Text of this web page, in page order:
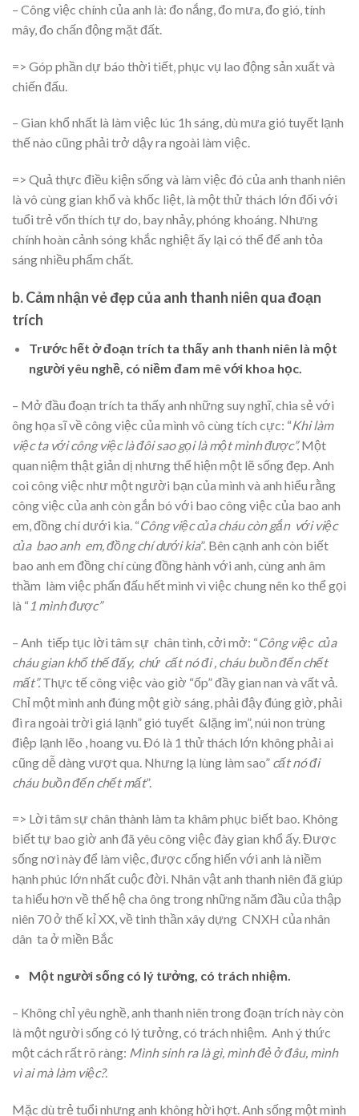
– Công việc chính của anh là: đo nắng, đo mưa, đo gió, tính
mây, đo chấn động mặt đất.
=> Góp phần dự báo thời tiết, phục vụ lao động sản xuất và
chiến đấu.
– Gian khổ nhất là làm việc lúc 1h sáng, dù mưa gió tuyết lạnh
thế nào cũng phải trở dậy ra ngoài làm việc.
=> Quả thực điều kiện sống và làm việc đó của anh thanh niên
là vô cùng gian khổ và khốc liệt, là một thử thách lớn đối với
tuổi trẻ vốn thích tự do, bay nhảy, phóng khoáng. Nhưng
chính hoàn cảnh sóng khắc nghiệt ấy lại có thể để anh tỏa
sáng nhiều phẩm chất.
b. Cảm nhận vẻ đẹp của anh thanh niên qua đoạn
trích
Trước hết ở đoạn trích ta thấy anh thanh niên là một
người yêu nghề, có niềm đam mê với khoa học.
– Mở đầu đoạn trích ta thấy anh những suy nghĩ, chia sẻ với
ông họa sĩ về công việc của mình vô cùng tích cực: “Khi làm
việc ta với công việc là đôi sao gọi là một mình được”.Một
quan niệm thật giản dị nhưng thể hiện một lẽ sống đẹp. Anh
coi công việc như một người bạn của mình và anh hiểu rằng
công việc của anh còn gắn bó với bao công việc của bao anh
em, đồng chí dưới kia. “Công việc của cháu còn gắn với việc
của bao anh em, đồng chí dưới kia”. Bên cạnh anh còn biết
bao anh em đồng chí cùng đồng hành với anh, cùng anh âm
thầm làm việc phấn đấu hết mình vì việc chung nên ko thể gọi
là “ 1 mình được”
– Anh tiếp tục lời tâm sự chân tình, cởi mở: “Công việc của
cháu gian khổ thế đấy, chứ cất nó đi , cháu buồn đến chết
mất”.Thực tế công việc vào giờ “ốp” đầy gian nan và vất vả.
Chỉ một mình anh đúng một giờ sáng, phải đậy đúng giờ, phải
đi ra ngoài trời giá lạnh” gió tuyết &lặng im”, núi non trùng
điệp lạnh lẽo , hoang vu. Đó là 1 thử thách lớn không phải ai
cũng dễ dàng vượt qua. Nhưng lạ lùng làm sao” cất nó đi
cháu buồn đến chết mất”.
=> Lời tâm sự chân thành làm ta khâm phục biết bao. Không
biết tự bao giờ anh đã yêu công việc đày gian khổ ấy. Được
sống nơi này để làm việc, được cống hiến với anh là niềm
hạnh phúc lớn nhất cuộc đời. Nhân vật anh thanh niên đã giúp
ta hiểu hơn về thế hệ cha ông trong những năm đầu của thập
niên 70 ở thế kỉ XX, về tinh thần xây dựng CNXH của nhân
dân ta ở miền Bắc
Một người sống có lý tưởng, có trách nhiệm.
– Không chỉ yêu nghề, anh thanh niên trong đoạn trích này còn
là một người sống có lý tưởng, có trách nhiệm. Anh ý thức
một cách rất rõ ràng: Mình sinh ra là gì, mình đẻ ở đâu, mình
vì ai mà làm việc?.
Mặc dù trẻ tuổi nhưng anh không hời hợt. Anh sống một mình